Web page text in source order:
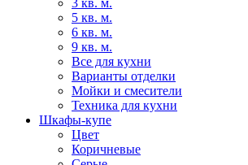
3 кв. м.
5 кв. м.
6 кв. м.
9 кв. м.
Все для кухни
Варианты отделки
Мойки и смесители
Техника для кухни
Шкафы-купе
Цвет
Коричневые